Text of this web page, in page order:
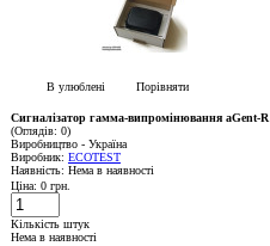
В улюблені Порівняти
Сигналізатор гамма-випромінювання aGent-R
(Оглядів: 0)
Виробництво - Україна
Виробник: ЕСОTEST
Наявність: Нема в наявності
Ціна: 0 грн.
Кількість штук
Нема в наявності